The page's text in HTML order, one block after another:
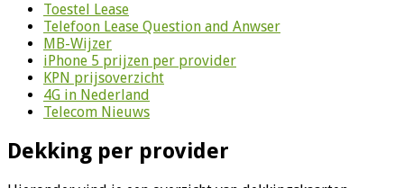
Toestel Lease
Telefoon Lease Question and Anwser
MB-Wijzer
iPhone 5 prijzen per provider
KPN prijsoverzicht
4G in Nederland
Telecom Nieuws
Dekking per provider